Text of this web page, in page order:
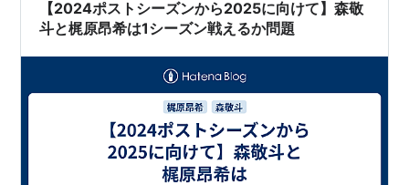
【2024ポストシーズンから2025に向けて】森敬
斗と梶原昂希は1シーズン戦えるか問題